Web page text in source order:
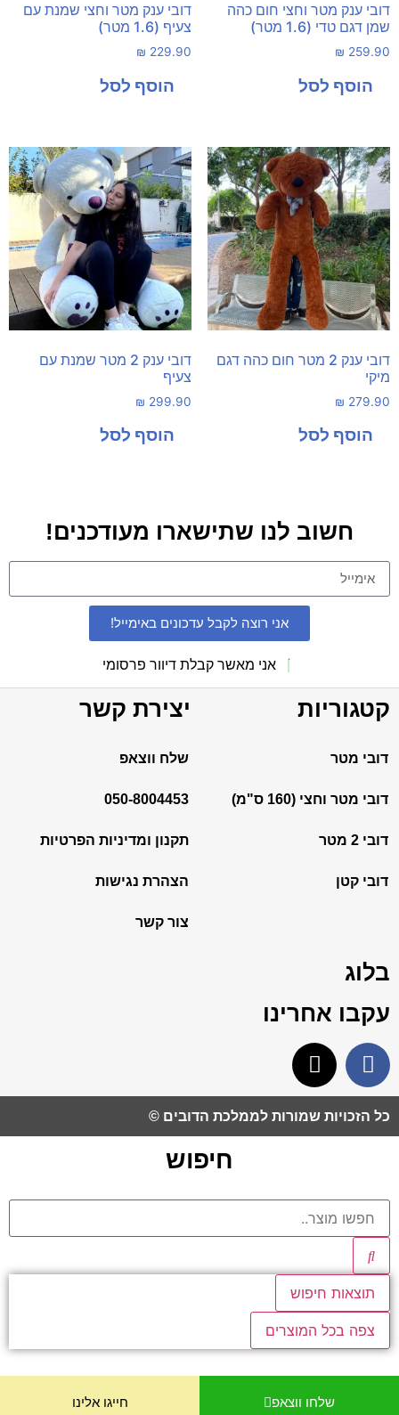
דובי ענק מטר וחצי חום כהה
שמן דגם טדי (1.6 מטר)
₪ 259.90
דובי ענק מטר וחצי שמנת עם
צעיף (1.6 מטר)
₪ 229.90
דובי ענק 2 מטר חום כהה דגם
מיקי
₪ 279.90
דובי ענק 2 מטר שמנת עם
צעיף
₪ 299.90
חשוב לנו שתישארו מעודכנים!
אני רוצה לקבל עדכונים באימייל!
אני מאשר קבלת דיוור פרסומי
קטגוריות
דובי מטר
דובי מטר וחצי (160 ס"מ)
דובי 2 מטר
דובי קטן
יצירת קשר
שלח ווצאפ
050-8004453
תקנון ומדיניות הפרטיות
הצהרת נגישות
צור קשר
בלוג
עקבו אחרינו
כל הזכויות שמורות לממלכת הדובים ©​
חיפוש
תוצאות חיפוש
צפה בכל המוצרים
שלחו ווצאפ חייגו אלינו